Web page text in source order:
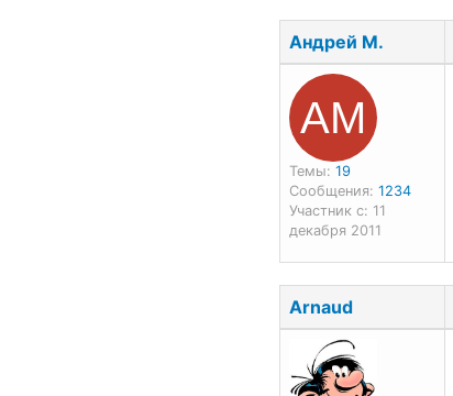
Андрей М.
АМ
Темы: 19
Сообщения: 1234
Участник с: 11
декабря 2011
Arnaud